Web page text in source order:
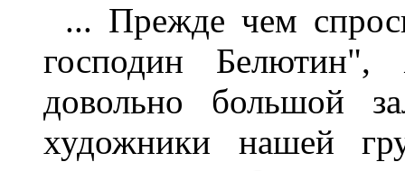
... Прежде чем
господин
довольно большой
художники нашей